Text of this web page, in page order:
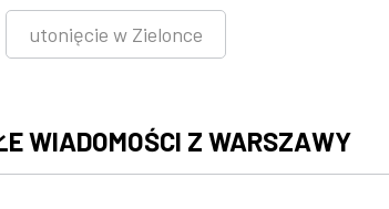
utonięcie w Zielonce
WIADOMOŚCI Z WARSZAWY